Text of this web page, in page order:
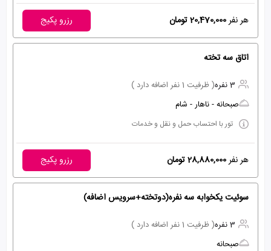
هر نفر20,470,000 تومان رزرو پکیج
اتاق سه تخته
3 نفره
( ظرفیت 1 نفر اضافه دارد )
صبحانه - ناهار - شام
تور با احتساب حمل و نقل و خدمات
هر نفر28,880,000 تومان رزرو پکیج
سوئیت یکخوابه سه نفره(دوتخته+سرویس اضافه)
3 نفره
( ظرفیت 1 نفر اضافه دارد )
صبحانه